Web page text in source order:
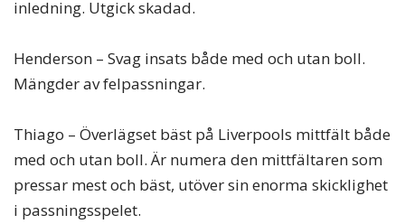
inledning. Utgick skadad.
Henderson – Svag insats både med och utan boll.
Mängder av felpassningar.
Thiago – Överlägset bäst på Liverpools mittfält både
med och utan boll. Är numera den mittfältaren som
pressar mest och bäst, utöver sin enorma skicklighet
i passningsspelet.